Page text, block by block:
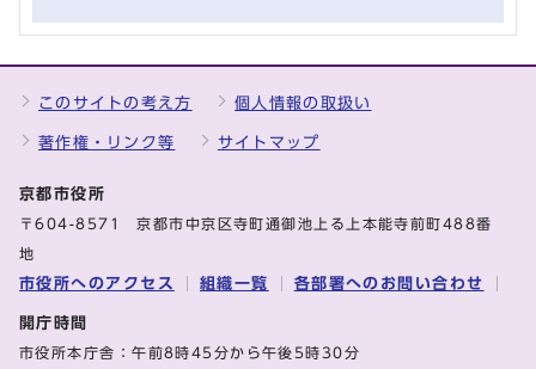
このサイトの考え方 個人情報の取扱い
著作権・リンク等 サイトマップ
京都市役所
〒604-8571 京都市中京区寺町通御池上る上本能寺前町488番
地
市役所へのアクセス 組織一覧 各部署へのお問い合わせ
開庁時間
市役所本庁舎：午前8時45分から午後5時30分